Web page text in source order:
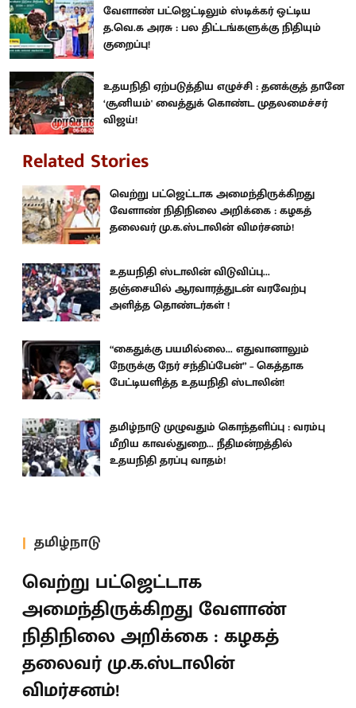
வேளாண் பட்ஜெட்டிலும் ஸ்டிக்கர் ஒட்டிய
த.வெ.க அரசு : பல திட்டங்களுக்கு நிதியும்
குறைப்பு!
உதயநிதி ஏற்படுத்திய எழுச்சி : தனக்குத் தானே
‘சூனியம்' வைத்துக் கொண்ட முதலமைச்சர்
விஜய்!
Related Stories
வெற்று பட்ஜெட்டாக அமைந்திருக்கிறது
வேளாண் நிதிநிலை அறிக்கை : கழகத்
தலைவர் மு.க.ஸ்டாலின் விமர்சனம்!
உதயநிதி ஸ்டாலின் விடுவிப்பு...
தஞ்சையில் ஆரவாரத்துடன் வரவேற்பு
அளித்த தொண்டர்கள் !
“கைதுக்கு பயமில்லை... எதுவானாலும்
நேருக்கு நேர் சந்திப்பேன்” – கெத்தாக
பேட்டியளித்த உதயநிதி ஸ்டாலின்!
தமிழ்நாடு முழுவதும் கொந்தளிப்பு : வரம்பு
மீறிய காவல்துறை... நீதிமன்றத்தில்
உதயநிதி தரப்பு வாதம்!
தமிழ்நாடு
வெற்று பட்ஜெட்டாக
அமைந்திருக்கிறது வேளாண்
நிதிநிலை அறிக்கை : கழகத்
தலைவர் மு.க.ஸ்டாலின்
விமர்சனம்!